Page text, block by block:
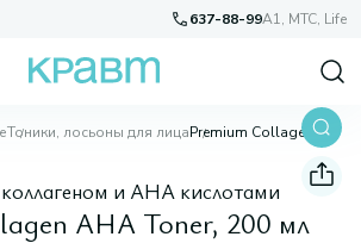
637-88-99A1, МТС, Life
Тоники, лосьоны для лица Premium Collagen AHA Toner, 200 мл
и AHA кислотами
AHA Toner, 200 мл